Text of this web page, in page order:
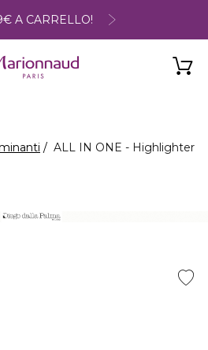
A CARRELLO!
ALL IN ONE - Highlighter